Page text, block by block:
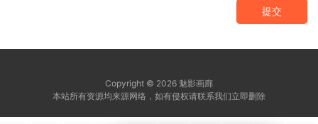
提交
Copyright © 2026 魅影画廊
本站所有资源均来源网络，如有侵权请联系我们立即删除